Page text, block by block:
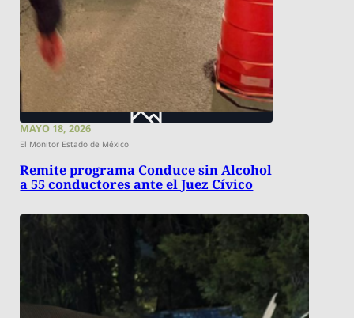
MAYO 18, 2026
El Monitor Estado de México
Remite programa Conduce sin Alcohol
a 55 conductores ante el Juez Cívico